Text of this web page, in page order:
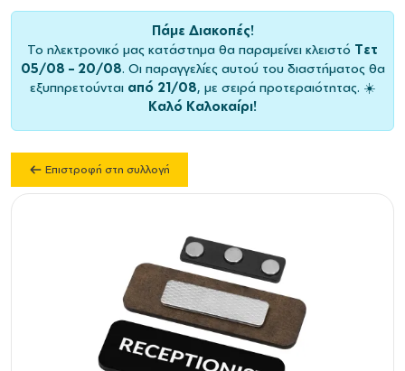
Πάμε Διακοπές!
Το ηλεκτρονικό μας κατάστημα θα παραμείνει κλειστό Τετ
05/08 – 20/08. Οι παραγγελίες αυτού του διαστήματος θα
εξυπηρετούνται από 21/08, με σειρά προτεραιότητας. ☀️
Καλό Καλοκαίρι!
Επιστροφή στη συλλογή